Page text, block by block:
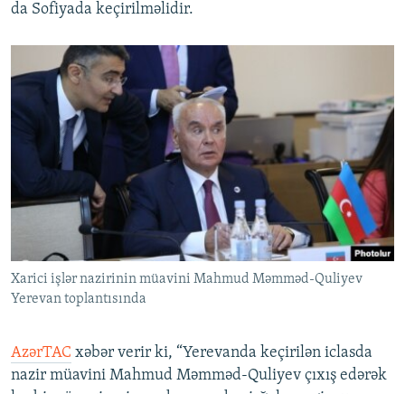
da Sofiyada keçirilməlidir.
Xarici işlər nazirinin müavini Mahmud Məmməd-Quliyev
Yerevan toplantısında
AzərTAC xəbər verir ki, “Yerevanda keçirilən iclasda
nazir müavini Mahmud Məmməd-Quliyev çıxış edərək